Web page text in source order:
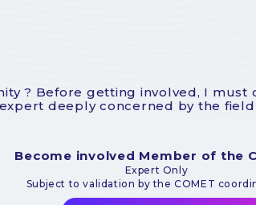
? Before getting involved, I must
deeply concerned by the
Become involved Member of the
Expert Only
Subject to validation by the COMET